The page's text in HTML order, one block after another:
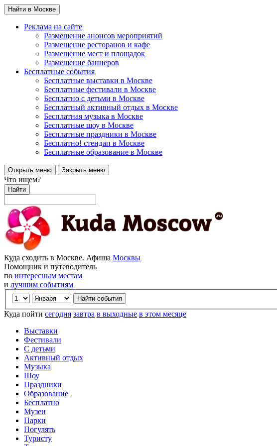
Найти в Москве
Реклама на сайте
Размещение анонсов мероприятий
Размещение ресторанов и кафе
Размещение мест и площадок
Размещение баннеров
Бесплатные события
Бесплатные выставки в Москве
Бесплатные фестивали в Москве
Бесплатно с детьми в Москве
Бесплатный активный отдых в Москве
Бесплатная музыка в Москве
Бесплатные шоу в Москве
Бесплатные праздники в Москве
Бесплатно! стендап в Москве
Бесплатные образование в Москве
Открыть меню Закрыть меню
Что ищем?
Найти
Куда сходить в Москве. Афиша Москвы
Помощник и путеводитель
по интересным местам
и лучшим событиям
Куда пойти сегодня завтра в выходные в этом месяце
Выставки
Фестивали
С детьми
Активный отдых
Музыка
Шоу
Праздники
Образование
Бесплатно
Музеи
Парки
Погулять
Туристу